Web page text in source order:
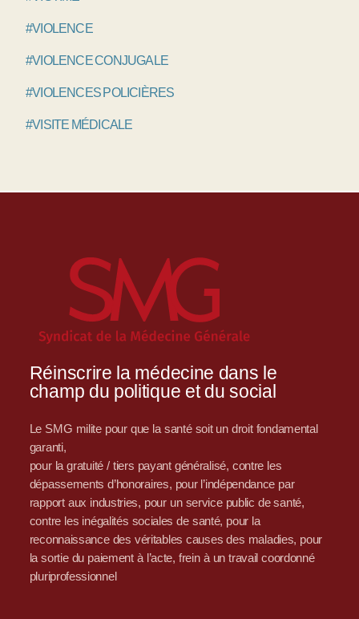
#VIOLENCE
#VIOLENCE CONJUGALE
#VIOLENCES POLICIÈRES
#VISITE MÉDICALE
Réinscrire la médecine dans le
champ du politique et du social
Le SMG milite pour que la santé soit un droit fondamental
garanti,
pour la gratuité / tiers payant généralisé, contre les
dépassements d’honoraires, pour l’indépendance par
rapport aux industries, pour un service public de santé,
contre les inégalités sociales de santé, pour la
reconnaissance des véritables causes des maladies, pour
la sortie du paiement à l’acte, frein à un travail coordonné
pluriprofessionnel